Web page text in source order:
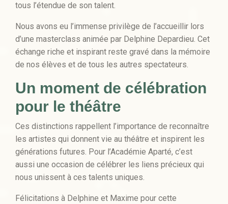
tous l’étendue de son talent.
Nous avons eu l’immense privilège de l’accueillir lors
d’une masterclass animée par Delphine Depardieu. Cet
échange riche et inspirant reste gravé dans la mémoire
de nos élèves et de tous les autres spectateurs.
Un moment de célébration
pour le théâtre
Ces distinctions rappellent l’importance de reconnaître
les artistes qui donnent vie au théâtre et inspirent les
générations futures. Pour l’Académie Aparté, c’est
aussi une occasion de célébrer les liens précieux qui
nous unissent à ces talents uniques.
Félicitations à Delphine et Maxime pour cette